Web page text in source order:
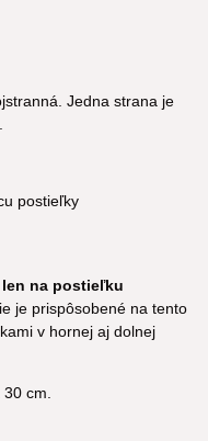
Jedna strana je
postieľky
na postieľku
je prispôsobené na tento
v hornej aj dolnej
cm.